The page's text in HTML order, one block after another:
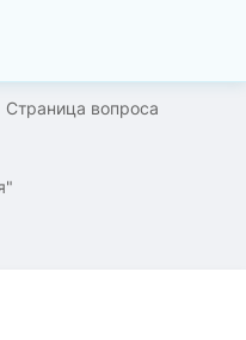
Страница вопроса